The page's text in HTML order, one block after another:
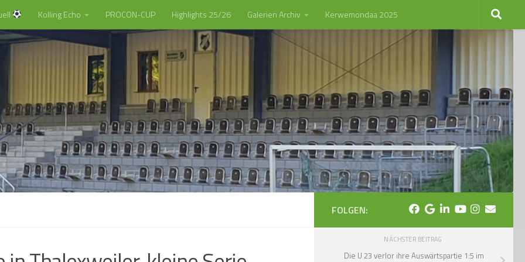
Kolling Echo PROCON-CUP Highlights 25/26 Galerien Archiv Kerwemondaa 2025
FOLGEN:
NÄCHSTER BEITRAG
Die U 23 verlor ihre Auswärtspartie 1:5 im